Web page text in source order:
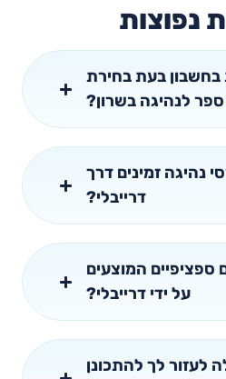
נפוצות
בעת בחירת
לנהיגה בשרון?
נהיגה זמינים דרך
דרייבלי?
ספציפיים המוצעים
על ידי דרייבלי?
לעזור לך להתכונן